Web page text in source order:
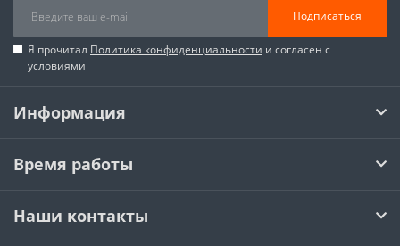
Подписаться
Я прочитал Политика конфиденциальности и согласен с
условиями
Информация
Время работы
Наши контакты